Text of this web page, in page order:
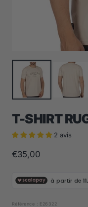
T-SHIRT
2 avis
Prix
vente
€35,00
Référence : E26322